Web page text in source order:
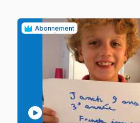
Abonnement
play_circle